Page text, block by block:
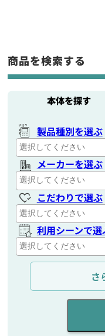
商品を検索する
本体を探す
製品種別を選ぶ
メーカーを選ぶ
こだわりで選ぶ
利用シーンで選
通信距離を選ぶ
出力を選ぶ
同時通話人数
さ